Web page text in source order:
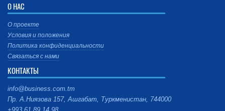
О НАС
О проекте
Условия и положения
Политика конфиденциальности
Связаться с нами
КОНТАКТЫ
info@business.com.tm
Пр. А.Ниязова 157, Ашгабат, Туркменистан, 744000